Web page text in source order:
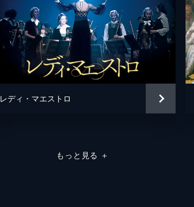
パス
アレ
サイ
レディ・マエストロ
もっと見る ＋